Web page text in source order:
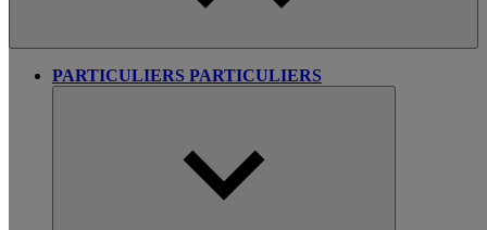
PARTICULIERS PARTICULIERS